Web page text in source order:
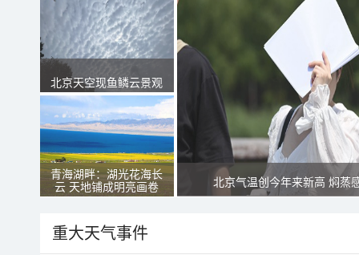
北京天空现鱼鳞云景观
青海湖畔：湖光花海长
云 天地铺成明亮画卷
北京气温创今年来新高 焖蒸
重大天气事件